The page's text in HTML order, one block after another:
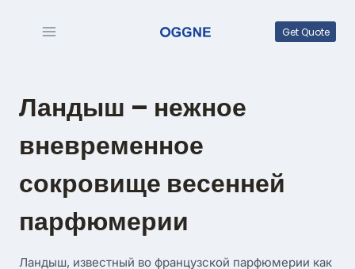
Get Quote
Ландыш – нежное
вневременное
сокровище весенней
парфюмерии
Ландыш, известный во французской парфюмерии как